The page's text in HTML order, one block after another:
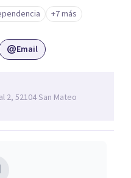
+7 más
Email
2, 52104 San Mateo